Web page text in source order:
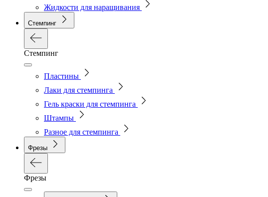
Жидкости для наращивания
Стемпинг
Стемпинг
Пластины
Лаки для стемпинга
Гель краски для стемпинга
Штампы
Разное для стемпинга
Фрезы
Фрезы